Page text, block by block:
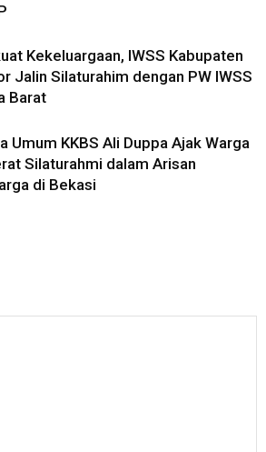
Kekeluargaan, IWSS Kabupaten
Jalin Silaturahim dengan PW IWSS
Barat
Umum KKBS Ali Duppa Ajak Warga
Silaturahmi dalam Arisan
di Bekasi